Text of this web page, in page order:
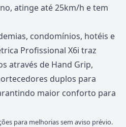
atinge até 25km/h e tem
condomínios, hotéis e
Profissional X6i traz
através de Hand Grip,
duplos para
maior conforto para
para melhorias sem aviso prévio.